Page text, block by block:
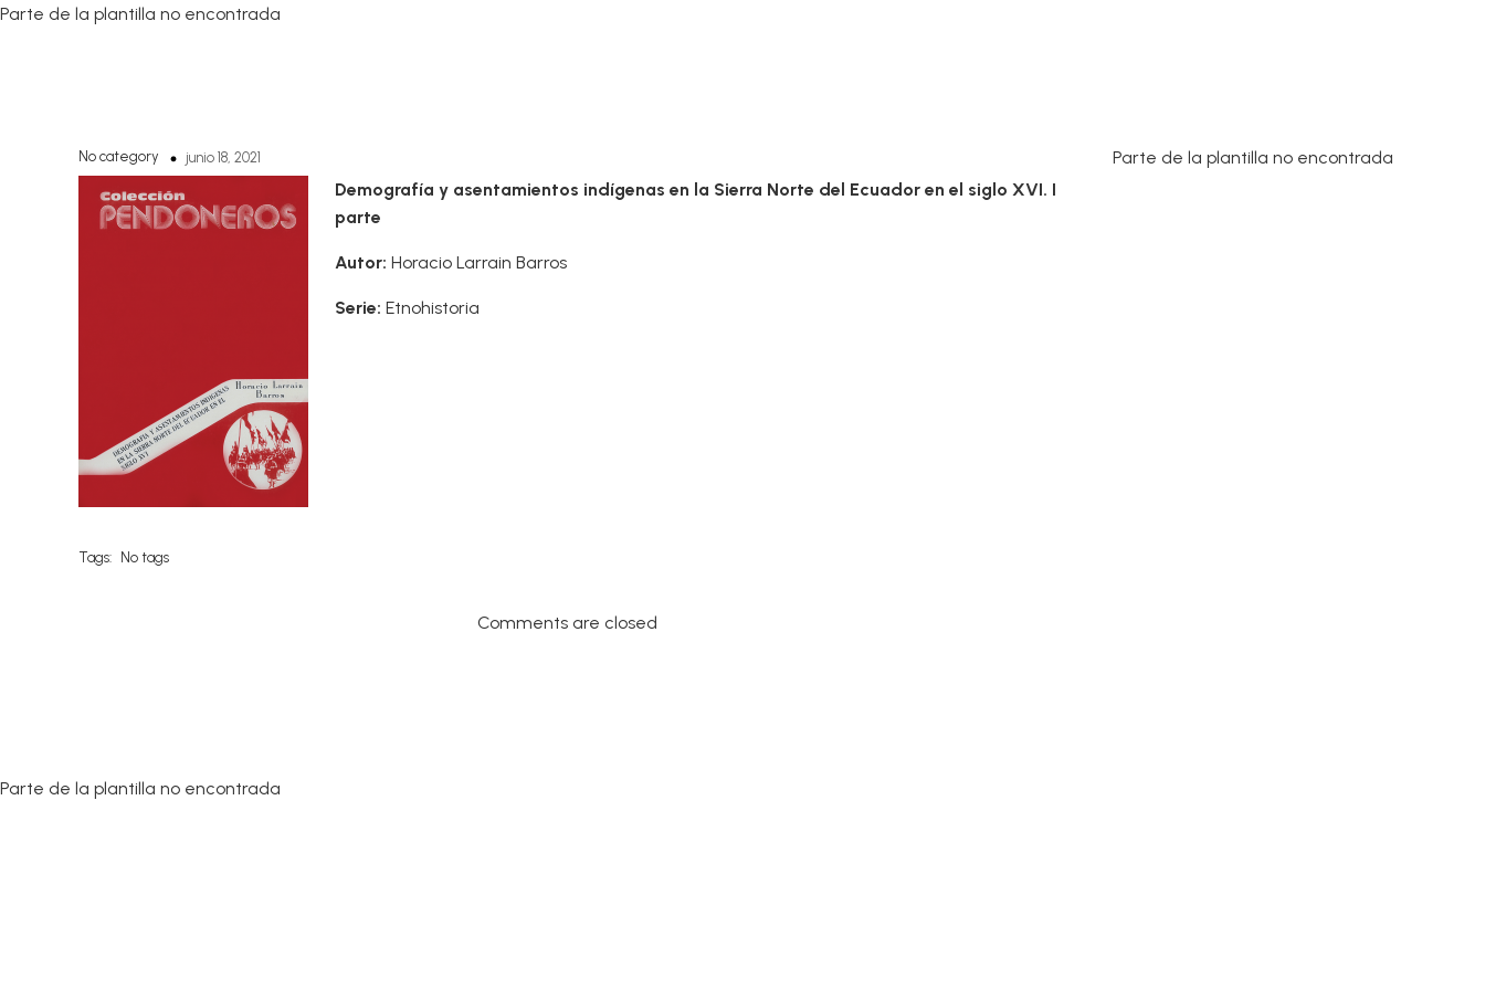
Parte de la plantilla no encontrada
No category junio 18, 2021
Demografía y asentamientos indígenas en la Sierra Norte del Ecuador en el siglo XVI. I
parte
Autor: Horacio Larrain Barros
Serie: Etnohistoria
Tags: No tags
Comments are closed
Parte de la plantilla no encontrada
Parte de la plantilla no encontrada